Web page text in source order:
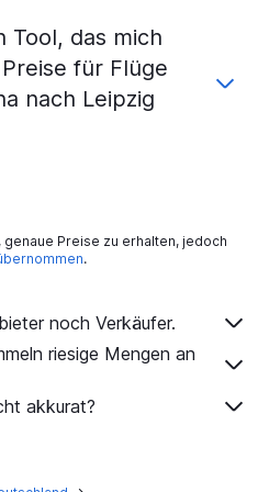
nach Stuttgart
Frankfurt Hahn
nach Erfurt
nach Paderborn
Tool, das mich
für Flüge
nach Leipzig
genaue Preise zu erhalten, jedoch
.
noch Verkäufer.
riesige Mengen an
akkurat?